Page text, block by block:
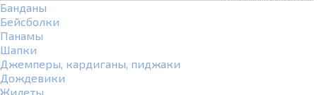
Банданы
Бейсболки
Панамы
Шапки
Джемперы, кардиганы, пиджаки
Дождевики
Жилеты